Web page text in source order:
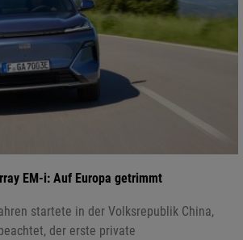
EM-i: Auf Europa getrimmt
startete in der Volksrepublik China,
der erste private